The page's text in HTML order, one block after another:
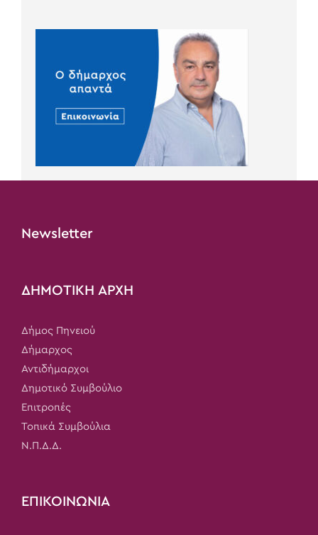
Newsletter
ΔΗΜΟΤΙΚΗ ΑΡΧΗ
Δήμος Πηνειού
Δήμαρχος
Αντιδήμαρχοι
Δημοτικό Συμβούλιο
Επιτροπές
Τοπικά Συμβούλια
Ν.Π.Δ.Δ.
ΕΠΙΚΟΙΝΩΝΙΑ